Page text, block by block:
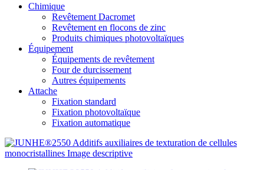
Chimique
Revêtement Dacromet
Revêtement en flocons de zinc
Produits chimiques photovoltaïques
Équipement
Équipements de revêtement
Four de durcissement
Autres équipements
Attache
Fixation standard
Fixation photovoltaïque
Fixation automatique